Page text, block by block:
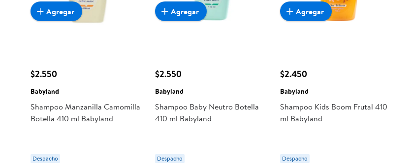
$2.550
Babyland
Shampoo Manzanilla Camomilla
Botella 410 ml Babyland
Despacho
Agregar
$2.550
Babyland
Shampoo Baby Neutro Botella
410 ml Babyland
Despacho
Agregar
$2.450
Babyland
Shampoo Kids Boom Frutal 410
ml Babyland
Despacho
Agregar